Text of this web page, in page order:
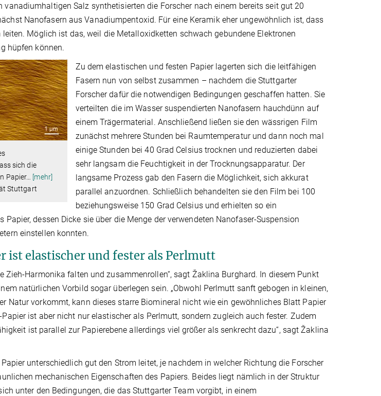
vanadiumhaltigen Salz synthetisierten die Forscher nach einem bereits seit gut 20
Nanofasern aus Vanadiumpentoxid. Für eine Keramik eher ungewöhnlich ist, dass
leiten. Möglich ist das, weil die Metalloxidketten schwach gebundene Elektronen
hüpfen können.
sich die
Papier…
[mehr]
Stuttgart
Zu dem elastischen und festen Papier lagerten sich die leitfähigen
Fasern nun von selbst zusammen – nachdem die Stuttgarter
Forscher dafür die notwendigen Bedingungen geschaffen hatten. Sie
verteilten die im Wasser suspendierten Nanofasern hauchdünn auf
einem Trägermaterial. Anschließend ließen sie den wässrigen Film
zunächst mehrere Stunden bei Raumtemperatur und dann noch mal
einige Stunden bei 40 Grad Celsius trocknen und reduzierten dabei
sehr langsam die Feuchtigkeit in der Trocknungsapparatur. Der
langsame Prozess gab den Fasern die Möglichkeit, sich akkurat
parallel anzuordnen. Schließlich behandelten sie den Film bei 100
beziehungsweise 150 Grad Celsius und erhielten so ein
Papier, dessen Dicke sie über die Menge der verwendeten Nanofaser-Suspension
einstellen konnten.
ist elastischer und fester als Perlmutt
Zieh-Harmonika falten und zusammenrollen“, sagt Žaklina Burghard. In diesem Punkt
natürlichen Vorbild sogar überlegen sein. „Obwohl Perlmutt sanft gebogen in kleinen,
Natur vorkommt, kann dieses starre Biomineral nicht wie ein gewöhnliches Blatt Papier
ist aber nicht nur elastischer als Perlmutt, sondern zugleich auch fester. Zudem
ist parallel zur Papierebene allerdings viel größer als senkrecht dazu“, sagt Žaklina
unterschiedlich gut den Strom leitet, je nachdem in welcher Richtung die Forscher
mechanischen Eigenschaften des Papiers. Beides liegt nämlich in der Struktur
unter den Bedingungen, die das Stuttgarter Team vorgibt, in einem